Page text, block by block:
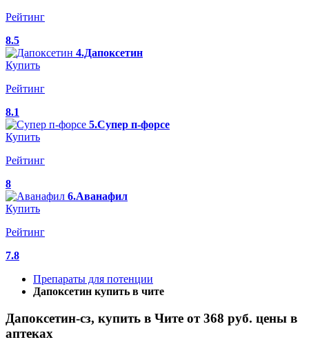
Рейтинг
8.5
4.Дапоксетин
Купить
Рейтинг
8.1
5.Супер п-форсе
Купить
Рейтинг
8
6.Аванафил
Купить
Рейтинг
7.8
Препараты для потенции
Дапоксетин купить в чите
Дапоксетин-сз, купить в Чите от 368 руб. цены в
аптеках